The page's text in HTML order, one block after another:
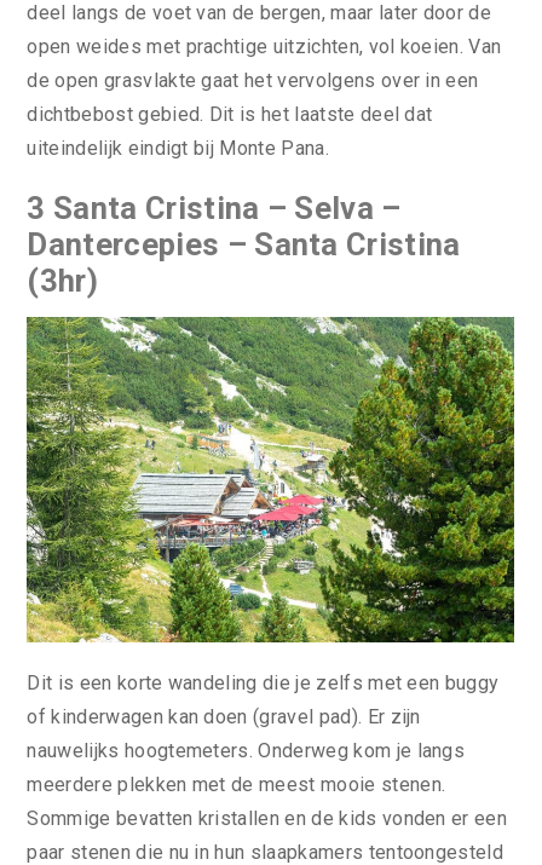
deel langs de voet van de bergen, maar later door de
open weides met prachtige uitzichten, vol koeien. Van
de open grasvlakte gaat het vervolgens over in een
dichtbebost gebied. Dit is het laatste deel dat
uiteindelijk eindigt bij Monte Pana.
3 Santa Cristina – Selva –
Dantercepies – Santa Cristina
(3hr)
Dit is een korte wandeling die je zelfs met een buggy
of kinderwagen kan doen (gravel pad). Er zijn
nauwelijks hoogtemeters. Onderweg kom je langs
meerdere plekken met de meest mooie stenen.
Sommige bevatten kristallen en de kids vonden er een
paar stenen die nu in hun slaapkamers tentoongesteld